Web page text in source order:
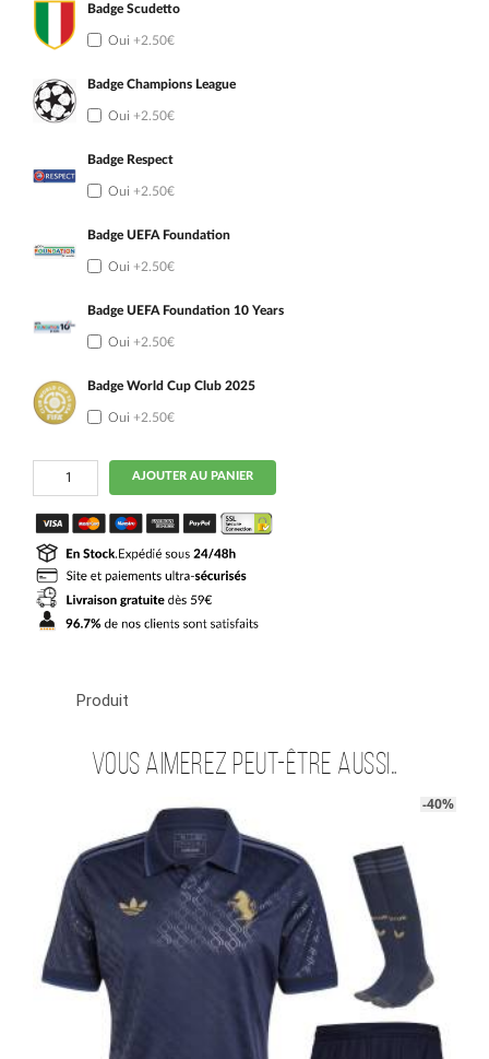
Badge Scudetto
Oui +2.50€
Badge Champions League
Oui +2.50€
Badge Respect
Oui +2.50€
Badge UEFA Foundation
Oui +2.50€
Badge UEFA Foundation 10 Years
Oui +2.50€
Badge World Cup Club 2025
Oui +2.50€
quantité
Maillot
Juventus
Third
2024
2025
Kolo
Muani
AJOUTER AU PANIER
Produit
Vous aimerez peut-être aussi…
-40%